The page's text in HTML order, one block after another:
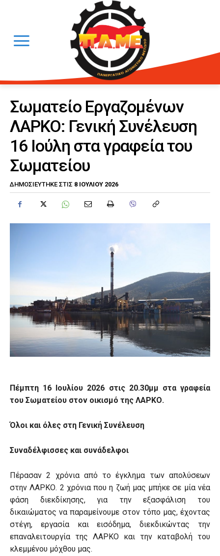
Σωματείο Εργαζομένων
ΛΑΡΚΟ: Γενική Συνέλευση
16 Ιούλη στα γραφεία του
Σωματείου
ΔΗΜΟΣΙΕΎΤΗΚΕ ΣΤΙΣ 8 ΙΟΥΛΊΟΥ 2026
Πέμπτη 16 Ιουλίου 2026 στις 20.30μμ στα γραφεία
του Σωματείου στον οικισμό της ΛΑΡΚΟ.
Όλοι και όλες στη Γενική Συνέλευση
Συναδέλφισσες και συνάδελφοι
Πέρασαν 2 χρόνια από το έγκλημα των απολύσεων
στην ΛΑΡΚΟ. 2 χρόνια που η ζωή μας μπήκε σε μία νέα
φάση διεκδίκησης, για την εξασφάλιση του
δικαιώματος να παραμείνουμε στον τόπο μας, έχοντας
στέγη, εργασία και εισόδημα, διεκδικώντας την
επαναλειτουργία της ΛΑΡΚΟ και την καταβολή του
κλεμμένου μόχθου μας.